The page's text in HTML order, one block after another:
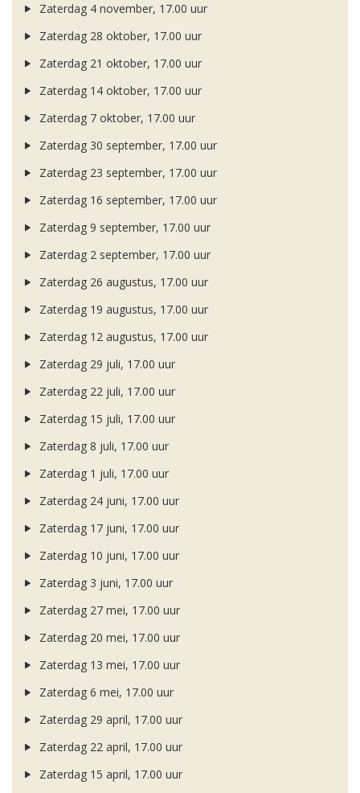
Zaterdag 4 november, 17.00 uur
Zaterdag 28 oktober, 17.00 uur
Zaterdag 21 oktober, 17.00 uur
Zaterdag 14 oktober, 17.00 uur
Zaterdag 7 oktober, 17.00 uur
Zaterdag 30 september, 17.00 uur
Zaterdag 23 september, 17.00 uur
Zaterdag 16 september, 17.00 uur
Zaterdag 9 september, 17.00 uur
Zaterdag 2 september, 17.00 uur
Zaterdag 26 augustus, 17.00 uur
Zaterdag 19 augustus, 17.00 uur
Zaterdag 12 augustus, 17.00 uur
Zaterdag 29 juli, 17.00 uur
Zaterdag 22 juli, 17.00 uur
Zaterdag 15 juli, 17.00 uur
Zaterdag 8 juli, 17.00 uur
Zaterdag 1 juli, 17.00 uur
Zaterdag 24 juni, 17.00 uur
Zaterdag 17 juni, 17.00 uur
Zaterdag 10 juni, 17.00 uur
Zaterdag 3 juni, 17.00 uur
Zaterdag 27 mei, 17.00 uur
Zaterdag 20 mei, 17.00 uur
Zaterdag 13 mei, 17.00 uur
Zaterdag 6 mei, 17.00 uur
Zaterdag 29 april, 17.00 uur
Zaterdag 22 april, 17.00 uur
Zaterdag 15 april, 17.00 uur